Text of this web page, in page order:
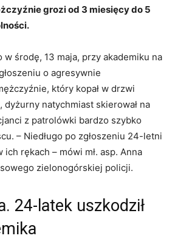
grozi od 3 miesięcy do 5
w środę, 13 maja, przy akademiku na
o agresywnie
który kopał w drzwi
natychmiast skierował na
z patrolówki bardzo szybko
– Niedługo po zgłoszeniu 24-letni
ich rękach – mówi mł. asp. Anna
zielonogórskiej policji.
24-latek uszkodził